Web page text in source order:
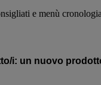
e menù
i: un nuovo